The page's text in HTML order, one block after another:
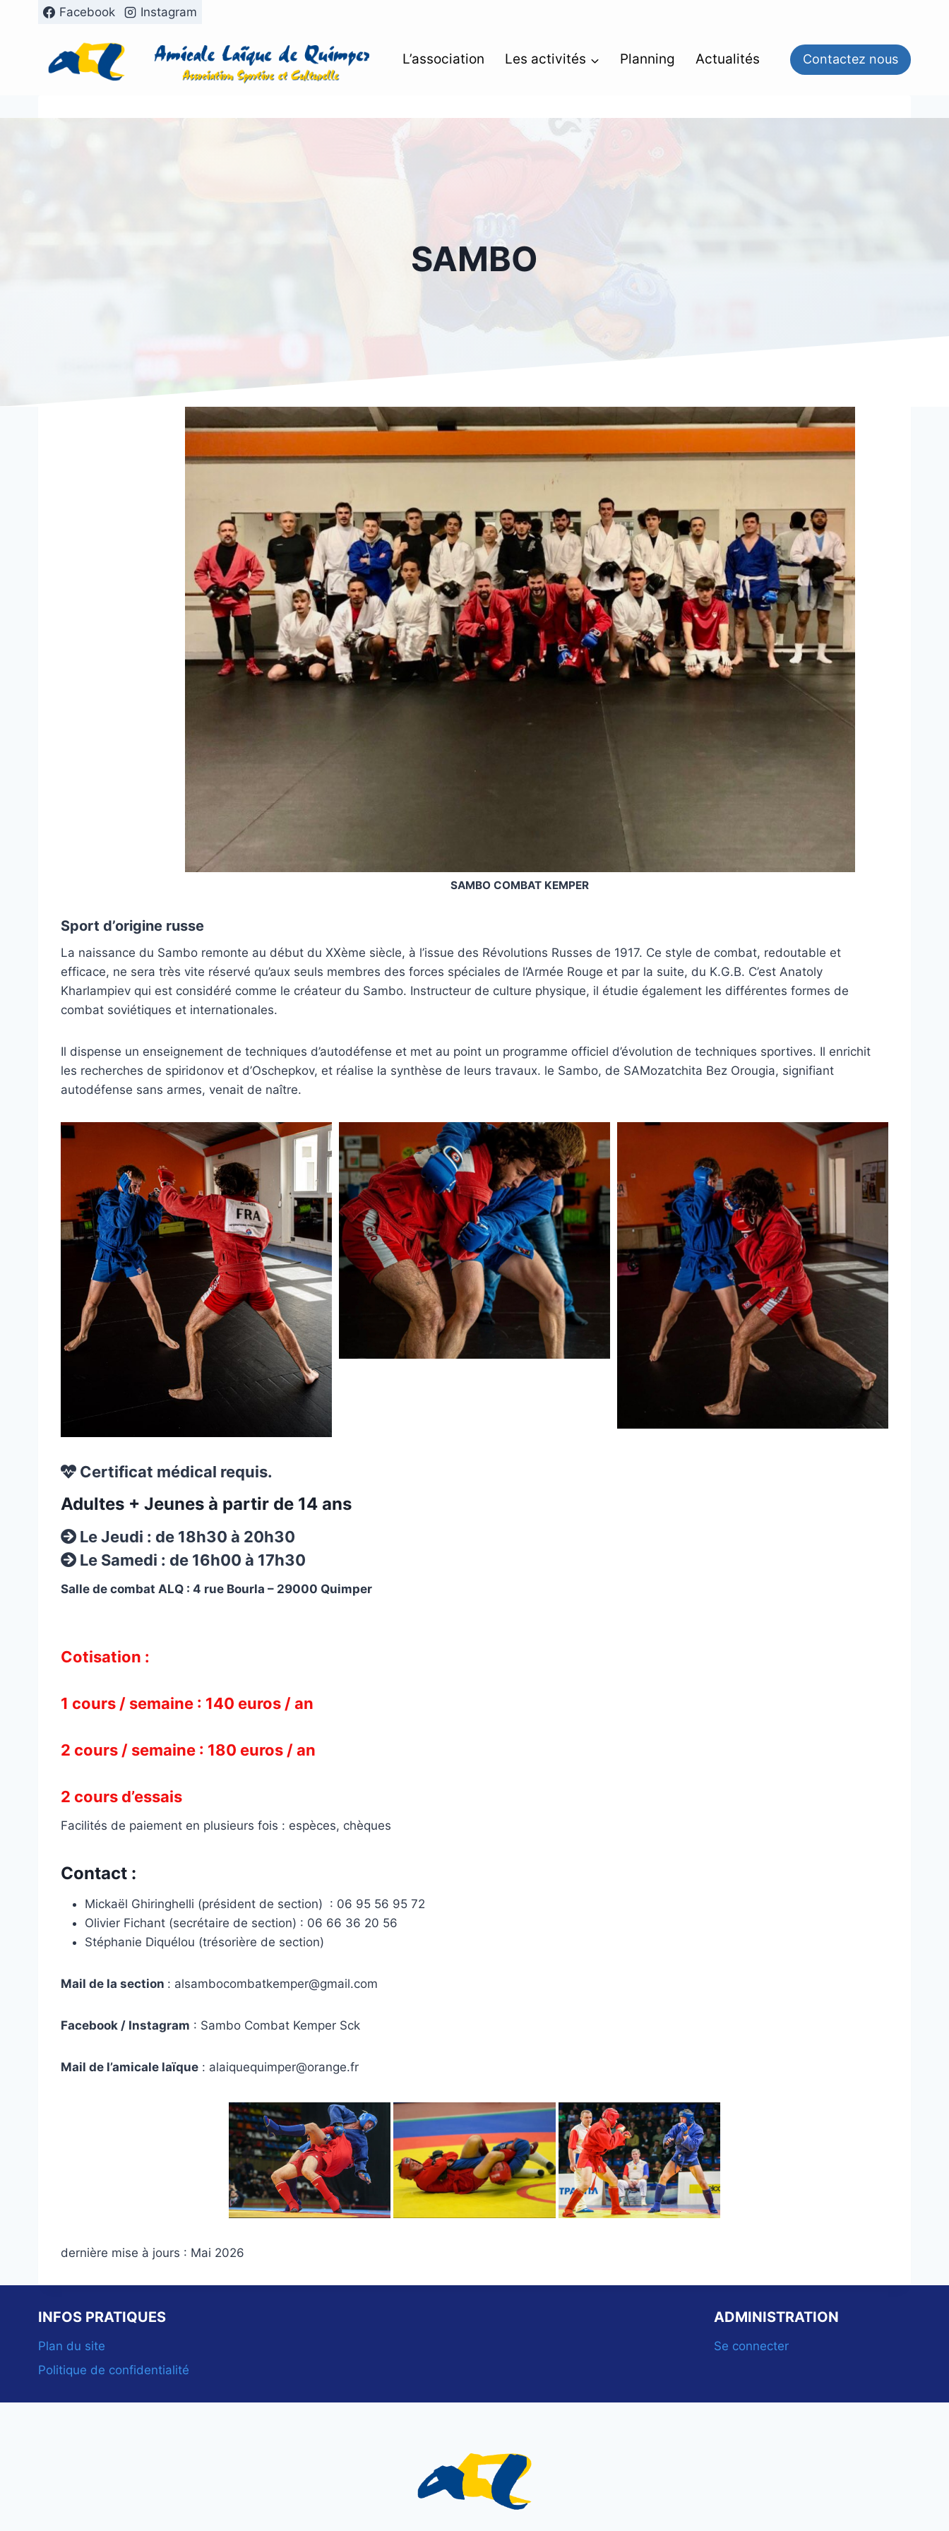
Facebook Instagram
L’association Les activités Planning Actualités Contactez nous
SAMBO
SAMBO COMBAT KEMPER
Sport d’origine russe
La naissance du Sambo remonte au début du XXème siècle, à l’issue des Révolutions Russes de 1917. Ce style de combat, redoutable et
efficace, ne sera très vite réservé qu’aux seuls membres des forces spéciales de l’Armée Rouge et par la suite, du K.G.B. C’est Anatoly
Kharlampiev qui est considéré comme le créateur du Sambo. Instructeur de culture physique, il étudie également les différentes formes de
combat soviétiques et internationales.
Il dispense un enseignement de techniques d’autodéfense et met au point un programme officiel d’évolution de techniques sportives. Il enrichit
les recherches de spiridonov et d’Oschepkov, et réalise la synthèse de leurs travaux. le Sambo, de SAMozatchita Bez Orougia, signifiant
autodéfense sans armes, venait de naître.
Certificat médical requis.
Adultes + Jeunes à partir de 14 ans
Le Jeudi : de 18h30 à 20h30
Le Samedi : de 16h00 à 17h30
Salle de combat ALQ : 4 rue Bourla – 29000 Quimper
Cotisation :
1 cours / semaine : 140 euros / an
2 cours / semaine : 180 euros / an
2 cours d’essais
Facilités de paiement en plusieurs fois : espèces, chèques
Contact :
Mickaël Ghiringhelli (président de section) : 06 95 56 95 72
Olivier Fichant (secrétaire de section) : 06 66 36 20 56
Stéphanie Diquélou (trésorière de section)
Mail de la section : alsambocombatkemper@gmail.com
Facebook / Instagram : Sambo Combat Kemper Sck
Mail de l’amicale laïque: alaiquequimper@orange.fr
dernière mise à jours : Mai 2026
INFOS PRATIQUES
Plan du site
Politique de confidentialité
ADMINISTRATION
Se connecter